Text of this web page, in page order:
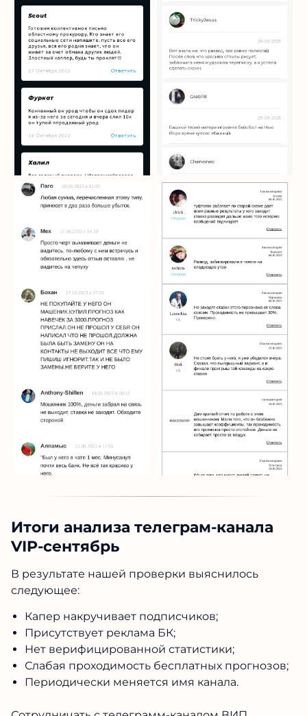
Итоги анализа телеграм-канала
VIP-сентябрь
В результате нашей проверки выяснилось
следующее:
Капер накручивает подписчиков;
Присутствует реклама БК;
Нет верифицированной статистики;
Слабая проходимость бесплатных прогнозов;
Периодически меняется имя канала.